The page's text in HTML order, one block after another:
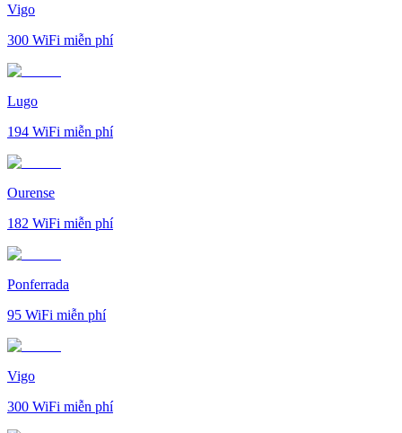
Vigo
300 WiFi miễn phí
Lugo
194 WiFi miễn phí
Ourense
182 WiFi miễn phí
Ponferrada
95 WiFi miễn phí
Vigo
300 WiFi miễn phí